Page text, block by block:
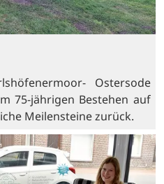
Ostersode
75-jährigen Bestehen auf
Meilensteine zurück.